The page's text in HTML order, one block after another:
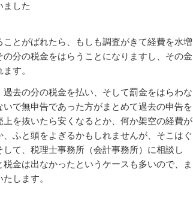
ました
とがばれたら、もしも調査がきて経費を水増
分の税金をはらうことになりますし、その金
す。
去の分の税金を払い、そして罰金をはらわな
で無申告であった方がまとめて過去の申告を
を抜いたら安くなるとか、何か架空の経費が
ふと頭をよぎるかもしれませんが、そこはぐ
て、税理士事務所（会計事務所）に相談し
金は出なかったというケースも多いので、ま
します。